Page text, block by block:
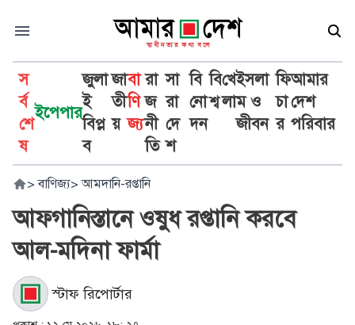
স
র্ব
শে
ষ
ইপেপার
জুলা
ই
বিপ্ল
ব
জা
তী
য়
বা
ণি
জ্য
রা
জ
নী
তি
সা
রা
দে
শ
বি
নো
দন
বি
শ্ব
খে
লা
ইসলা
ম ও
জীবন
ফি
চা
র
আমার
দেশ
পরিবার
> বাণিজ্য> আমদানি-রপ্তানি
আফগানিস্তানে ওষুধ রপ্তানি করবে
আল-মদিনা ফার্মা
স্টাফ রিপোর্টার